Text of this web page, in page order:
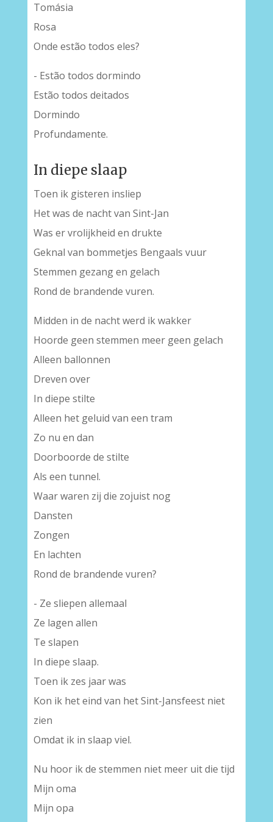
Tomásia
Rosa
Onde estão todos eles?
- Estão todos dormindo
Estão todos deitados
Dormindo
Profundamente.
In diepe slaap
Toen ik gisteren insliep
Het was de nacht van Sint-Jan
Was er vrolijkheid en drukte
Geknal van bommetjes Bengaals vuur
Stemmen gezang en gelach
Rond de brandende vuren.
Midden in de nacht werd ik wakker
Hoorde geen stemmen meer geen gelach
Alleen ballonnen
Dreven over
In diepe stilte
Alleen het geluid van een tram
Zo nu en dan
Doorboorde de stilte
Als een tunnel.
Waar waren zij die zojuist nog
Dansten
Zongen
En lachten
Rond de brandende vuren?
- Ze sliepen allemaal
Ze lagen allen
Te slapen
In diepe slaap.
Toen ik zes jaar was
Kon ik het eind van het Sint-Jansfeest niet
zien
Omdat ik in slaap viel.
Nu hoor ik de stemmen niet meer uit die tijd
Mijn oma
Mijn opa